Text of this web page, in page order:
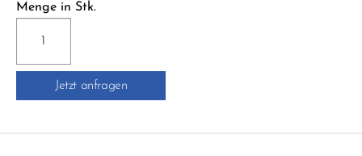
Menge in Stk.
SCHLÜTER
JOLLY
MengeJetzt anfragen